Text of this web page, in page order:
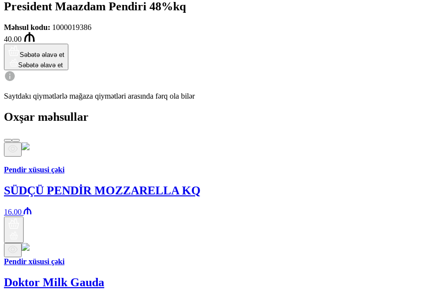
President Maazdam Pendiri 48%kq
Məhsul kodu: 1000019386
40.00
Səbətə əlavə et
Səbətə əlavə et
Saytdakı qiymətlərlə mağaza qiymətləri arasında fərq ola bilər
Oxşar məhsullar
Pendir xüsusi çəki
SÜDÇÜ PENDİR MOZZARELLA KQ
16.00
Pendir xüsusi çəki
Doktor Milk Gauda